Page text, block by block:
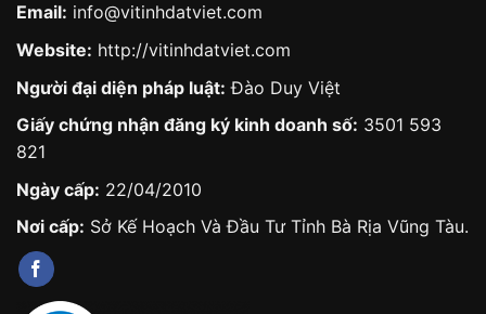
Email: info@vitinhdatviet.com
Website: http://vitinhdatviet.com
Người đại diện pháp luật: Đào Duy Việt
Giấy chứng nhận đăng ký kinh doanh số: 3501 593
821
Ngày cấp: 22/04/2010
Nơi cấp: Sở Kế Hoạch Và Đầu Tư Tỉnh Bà Rịa Vũng Tàu.